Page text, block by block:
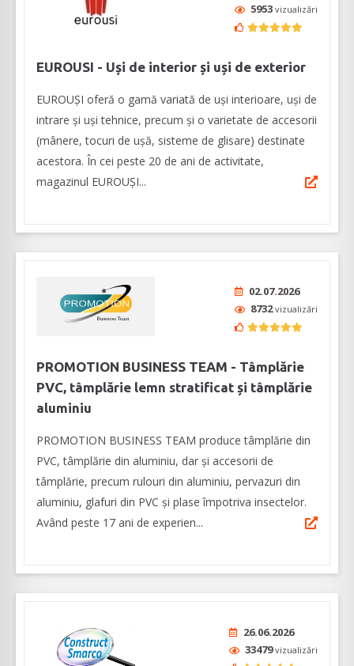
5953 vizualizări
EUROUSI - Uși de interior și uși de exterior
EUROUȘI oferă o gamă variată de uși interioare, uşi de
intrare şi uşi tehnice, precum și o varietate de accesorii
(mânere, tocuri de ușă, sisteme de glisare) destinate
acestora. În cei peste 20 de ani de activitate,
magazinul EUROUŞI...
02.07.2026
8732vizualizări
PROMOTION BUSINESS TEAM - Tâmplărie
PVC, tâmplărie lemn stratificat și tâmplărie
aluminiu
PROMOTION BUSINESS TEAM produce tâmplărie din
PVC, tâmplărie din aluminiu, dar și accesorii de
tâmplărie, precum rulouri din aluminiu, pervazuri din
aluminiu, glafuri din PVC și plase împotriva insectelor.
Având peste 17 ani de experien...
26.06.2026
33479vizualizări